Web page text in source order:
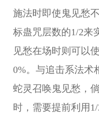
施法时即使鬼见愁
标蛊咒层数的1/2来
见愁在场时则可以
0%。与追击系法术
蛇灵召唤鬼见愁，
时，需要提前利用